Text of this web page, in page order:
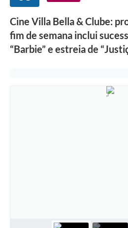
Cine Villa Bella & Clube:
fim de semana inclui
“Barbie” e estreia de